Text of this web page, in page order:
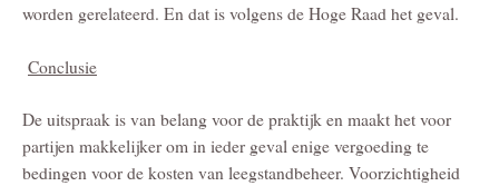
worden gerelateerd. En dat is volgens de Hoge Raad het geval.
Conclusie
De uitspraak is van belang voor de praktijk en maakt het voor
partijen makkelijker om in ieder geval enige vergoeding te
bedingen voor de kosten van leegstandbeheer. Voorzichtigheid